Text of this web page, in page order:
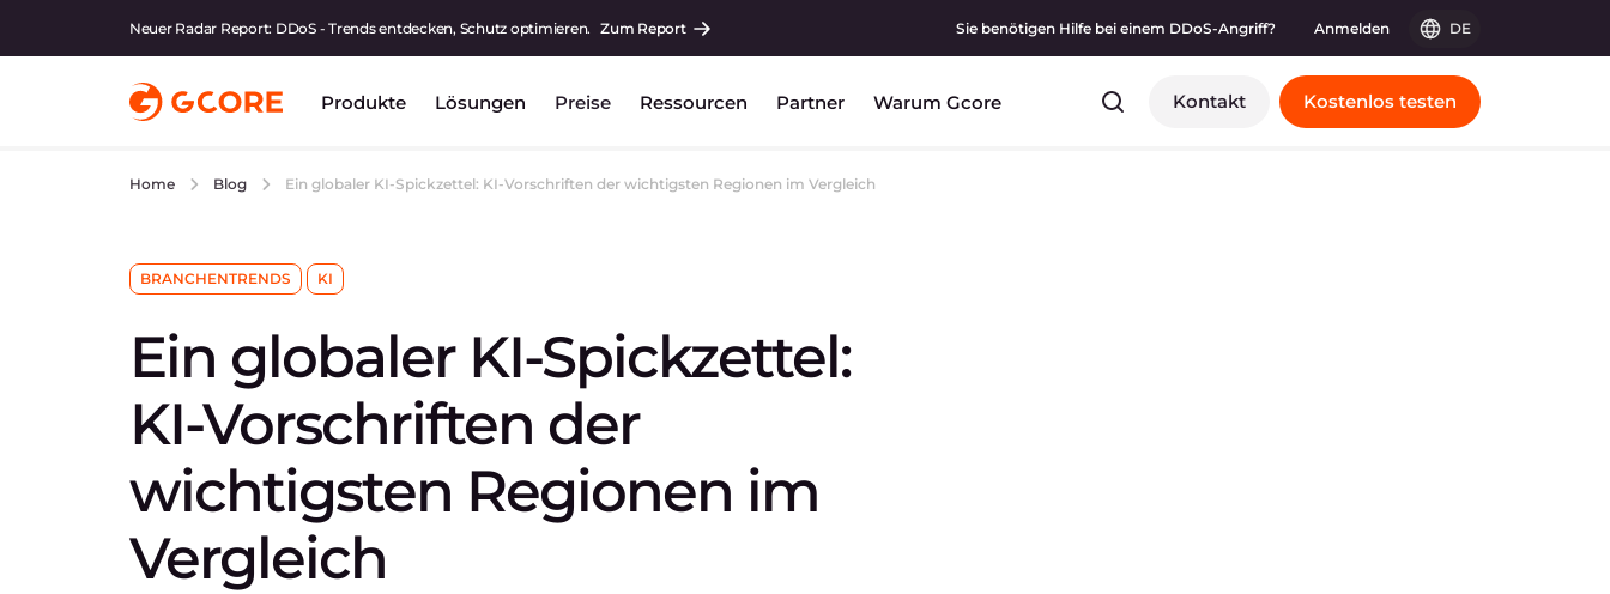
Neuer Radar Report: DDoS - Trends entdecken, Schutz optimieren. Zum Report Sie benötigen Hilfe bei einem DDoS-Angriff? Anmelden DE
Produkte Lösungen Preise Ressourcen Partner Warum Gcore Kontakt Kostenlos testen
Home Blog Ein globaler KI-Spickzettel: KI-Vorschriften der wichtigsten Regionen im Vergleich
BRANCHENTRENDS KI
Ein globaler KI-Spickzettel:
KI-Vorschriften der
wichtigsten Regionen im
Vergleich